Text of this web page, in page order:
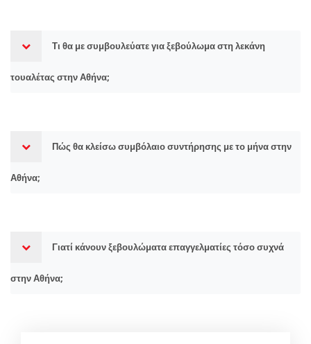
Τι θα με συμβουλεύατε για ξεβούλωμα στη λεκάνη
τουαλέτας στην Αθήνα;
Πώς θα κλείσω συμβόλαιο συντήρησης με το μήνα στην
Αθήνα;
Γιατί κάνουν ξεβουλώματα επαγγελματίες τόσο συχνά
στην Αθήνα;